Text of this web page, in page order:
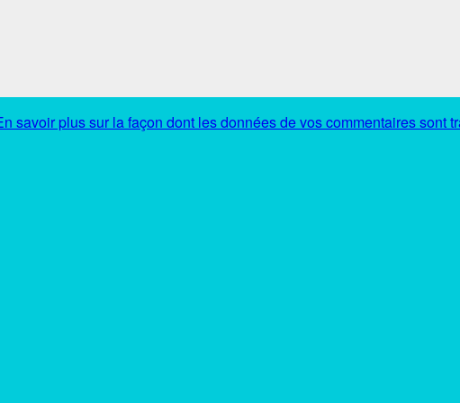
savoir plus sur la façon dont les données de vos commentaires sont